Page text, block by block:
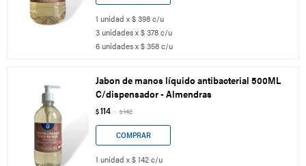
1 unidad x $ 398 c/u
3 unidades x $ 378 c/u
6 unidades x $ 358 c/u
Jabon de manos líquido antibacterial 500ML
C/dispensador - Almendras
$114 $142
1 unidad x $ 142 c/u